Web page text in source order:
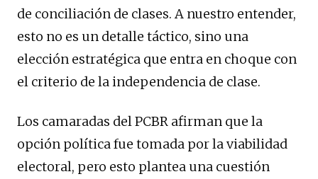
de conciliación de clases. A nuestro entender,
esto no es un detalle táctico, sino una
elección estratégica que entra en choque con
el criterio de la independencia de clase.
Los camaradas del PCBR afirman que la
opción política fue tomada por la viabilidad
electoral, pero esto plantea una cuestión